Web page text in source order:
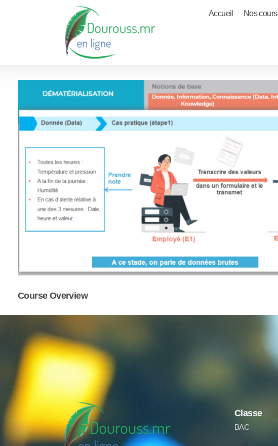
Accueil Nos cours
Course Overview
Classe
BAC